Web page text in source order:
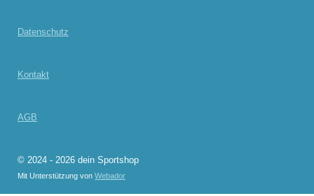
Datenschutz
Kontakt
AGB
© 2024 - 2026 dein Sportshop
Mit Unterstützung von Webador